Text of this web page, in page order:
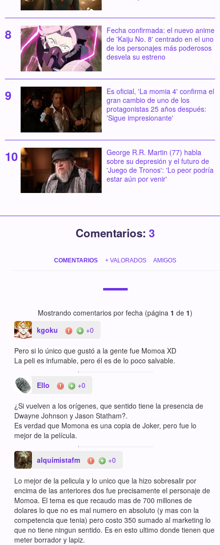
Fecha confirmada: el nuevo anime
de 'Kaiju No. 8' centrado en el uno
de los personajes más poderosos
desvela su estreno
Es oficial, 'La momia 4' confirma el
gran cambio de uno de los
protagonistas 25 años después:
'Sigue impresionante'
George R.R. Martin (77) habla
sobre su depresión y el futuro de
'Juego de Tronos': 'Lo peor podría
estar aún por venir'
Comentarios: 3
COMENTARIOS + VALORADOS AMIGOS
Mostrando comentarios por fecha (página 1 de 1)
kgoku
+0
Pero si lo único que gustó a la gente fue Momoa XD
La peli es infumable, pero él es de lo poco salvable.
Ello +0
¿Si vuelven a los orígenes, que sentido tiene la presencia de
Dwayne Johnson y Jason Statham?.
Es verdad que Momona es una copia de Joker, pero fue lo
mejor de la película.
alquimistafm +0
Lo mejor de la pelicula y lo unico que la hizo sobresalir por
encima de las anteriores dos fue precisamente el personaje de
Momoa. El tema es que recaudo mas de 700 millones de
dolares lo que no es mal numero en absoluto (y mas con la
competencia que tenia) pero costo 350 sumado al marketing lo
que no tiene ningun sentido. Es en esto ultimo donde tienen que
meter borrador y lapiz.